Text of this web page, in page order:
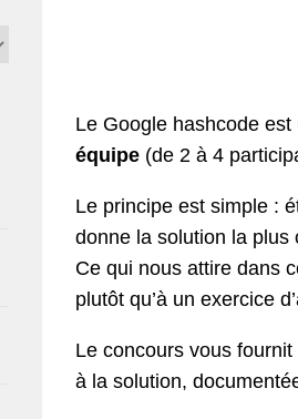
Le Google hashcode
équipe (de 2 à 4
Le principe est simple :
donne la solution la plus
Ce qui nous attire dans
plutôt qu’à un exercice
Le concours vous
à la solution,